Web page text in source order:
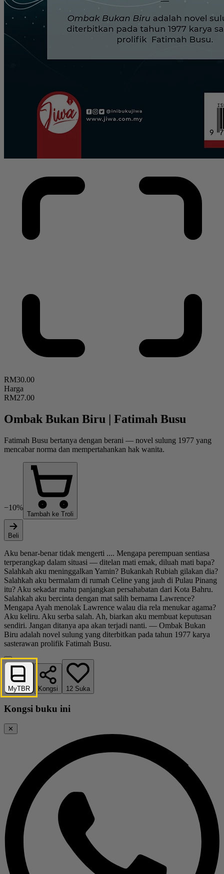
RM30.00
Harga
RM27.00
Ombak Bukan Biru | Fatimah Busu
Fatimah Busu bertanya dengan berani — novel sulung 1977 yang
mencabar norma dan mempertahankan hak wanita.
−10%
Tambah ke Troli
Beli
Aku benar-benar tidak mengerti .... Mengapa perempuan sentiasa
terperangkap dalam situasi — ditelan mati emak, diluah mati bapa?
Salahkah aku meninggalkan Yamin? Bukankah Rubiah gilakan dia?
Salahkah aku bermalam di rumah Celine yang jauh di Pulau Pinang
itu? Aku sekadar mahu panjangkan persahabatan dari Kota Bahru.
Salahkah aku bercinta dengan mat salih bernama Lawrence?
Mengapa Ayah menolak Lawrence walau dia rela menukar agama?
Aku keliru. Aku serba salah. Ah, biarkan aku membuat keputusan
sendiri. Jangan ditanya apa akan terjadi nanti. — Ombak Bukan
Biru adalah novel sulung yang diterbitkan pada tahun 1977 karya
sasterawan prolifik Fatimah Busu.
MyTBR Kongsi 12 Suka
Kongsi buku ini
✕